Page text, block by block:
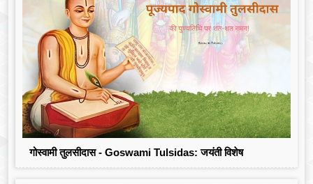
गोस्वामी तुलसीदास - Goswami Tulsidas: जयंती विशेष